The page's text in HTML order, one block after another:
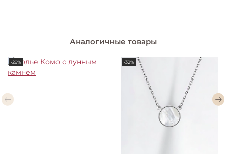
Аналогичные товары
-29% -32%